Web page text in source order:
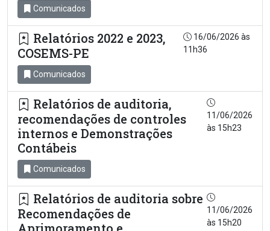
Comunicados
Relatórios 2022 e 2023,
COSEMS-PE
16/06/2026 às
11h36
Comunicados
Relatórios de auditoria,
recomendações de controles
internos e Demonstrações
Contábeis
11/06/2026
às 15h23
Comunicados
Relatórios de auditoria sobre
Recomendações de
11/06/2026
às 15h20